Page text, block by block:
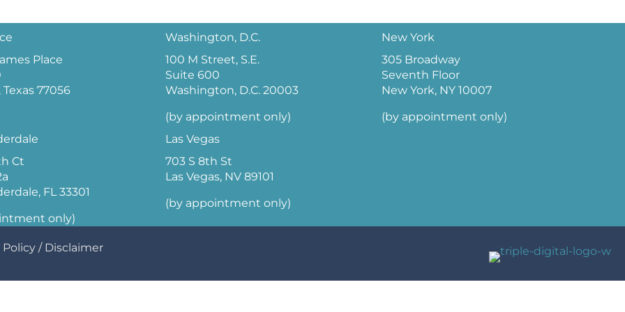
Place
77056
Washington, D.C.
100 M Street, S.E.
Suite 600
Washington, D.C. 20003
(by appointment only)
New York
305 Broadway
Seventh Floor
New York, NY 10007
(by appointment only)
Ct
FL 33301
only)
Las Vegas
703 S 8th St
Las Vegas, NV 89101
(by appointment only)
Policy / Disclaimer